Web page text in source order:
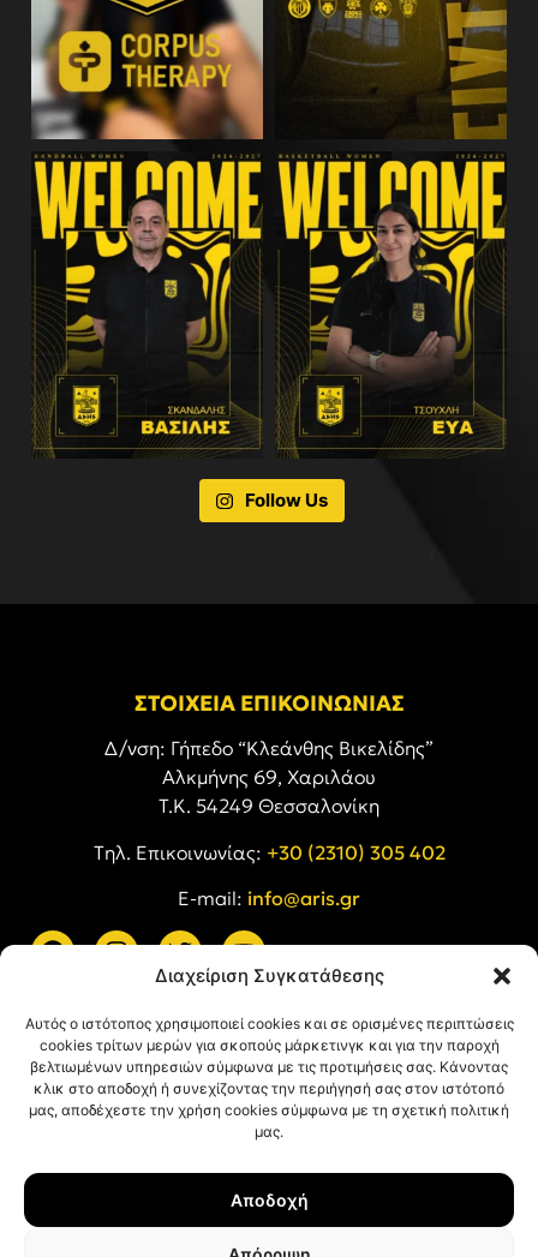
Διαχείριση Συγκατάθεσης
Αυτός ο ιστότοπος χρησιμοποιεί cookies και σε ορισμένες περιπτώσεις
cookies τρίτων μερών για σκοπούς μάρκετινγκ και για την παροχή
βελτιωμένων υπηρεσιών σύμφωνα με τις προτιμήσεις σας. Κάνοντας
κλικ στο αποδοχή ή συνεχίζοντας την περιήγησή σας στον ιστότοπό
μας, αποδέχεστε την χρήση cookies σύμφωνα με τη σχετική πολιτική
μας.
Αποδοχή
Follow Us
ΣΤΟΙΧΕΙΑ ΕΠΙΚΟΙΝΩΝΙΑΣ
Δ/νση: Γήπεδο “Κλεάνθης Βικελίδης”
Αλκμήνης 69, Χαριλάου
Τ.Κ. 54249 Θεσσαλονίκη
Tηλ. Επικοινωνίας: +30 (2310) 305 402
E-mail: info@aris.gr
Όροι Χρήσης